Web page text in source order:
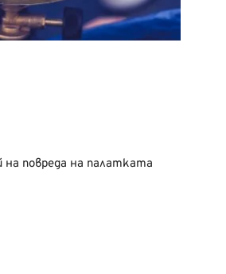
на повреда на палатката